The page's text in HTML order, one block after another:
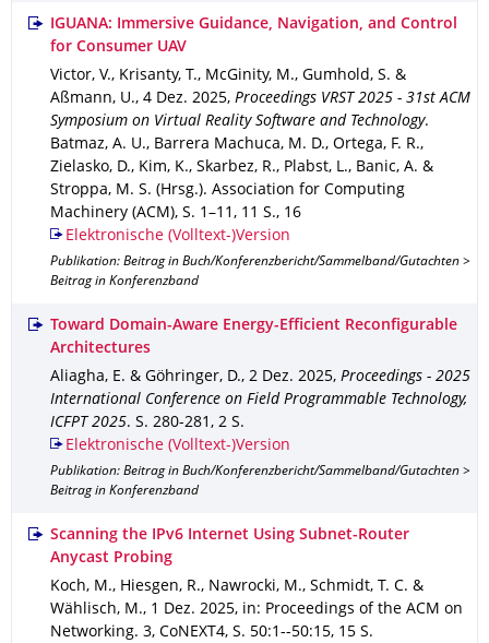
IGUANA: Immersive Guidance, Navigation, and Control
for Consumer UAV
Victor, V., Krisanty, T., McGinity, M., Gumhold, S. &
Aßmann, U., 4 Dez. 2025, Proceedings VRST 2025 - 31st ACM
Symposium on Virtual Reality Software and Technology.
Batmaz, A. U., Barrera Machuca, M. D., Ortega, F. R.,
Zielasko, D., Kim, K., Skarbez, R., Plabst, L., Banic, A. &
Stroppa, M. S. (Hrsg.). Association for Computing
Machinery (ACM), S. 1–11 , 11 S., 16
Elektronische (Volltext-)Version
Publikation: Beitrag in Buch/Konferenzbericht/Sammelband/Gutachten >
Beitrag in Konferenzband
Toward Domain-Aware Energy-Efficient Reconfigurable
Architectures
Aliagha, E. & Göhringer, D., 2 Dez. 2025, Proceedings - 2025
International Conference on Field Programmable Technology,
ICFPT 2025. S. 280-281 , 2 S.
Elektronische (Volltext-)Version
Publikation: Beitrag in Buch/Konferenzbericht/Sammelband/Gutachten >
Beitrag in Konferenzband
Scanning the IPv6 Internet Using Subnet-Router
Anycast Probing
Koch, M., Hiesgen, R., Nawrocki, M., Schmidt, T. C. &
Wählisch, M., 1 Dez. 2025, in: Proceedings of the ACM on
Networking. 3, CoNEXT4, S. 50:1--50:15, 15 S.